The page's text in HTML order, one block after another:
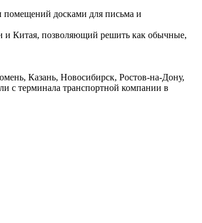
помещений досками для письма и
и Китая, позволяющий решить как обычные,
Казань, Новосибирск, Ростов-на-Дону,
с терминала транспортной компании в